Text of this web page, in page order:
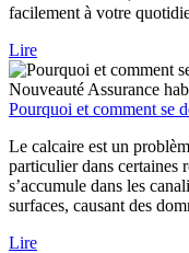
facilement à votre
Lire
Nouveauté Assurance
Pourquoi et comment se
Le calcaire est un
particulier dans certaines
s’accumule dans les
surfaces, causant des
Lire